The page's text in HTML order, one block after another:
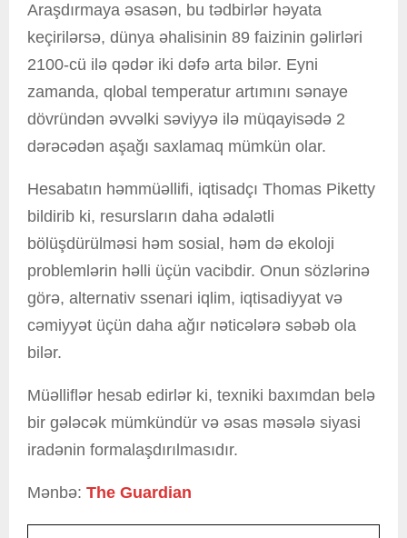
Araşdırmaya əsasən, bu tədbirlər həyata
keçirilərsə, dünya əhalisinin 89 faizinin gəlirləri
2100-cü ilə qədər iki dəfə arta bilər. Eyni
zamanda, qlobal temperatur artımını sənaye
dövründən əvvəlki səviyyə ilə müqayisədə 2
dərəcədən aşağı saxlamaq mümkün olar.
Hesabatın həmmüəllifi, iqtisadçı Thomas Piketty
bildirib ki, resursların daha ədalətli
bölüşdürülməsi həm sosial, həm də ekoloji
problemlərin həlli üçün vacibdir. Onun sözlərinə
görə, alternativ ssenari iqlim, iqtisadiyyat və
cəmiyyət üçün daha ağır nəticələrə səbəb ola
bilər.
Müəlliflər hesab edirlər ki, texniki baxımdan belə
bir gələcək mümkündür və əsas məsələ siyasi
iradənin formalaşdırılmasıdır.
Mənbə: The Guardian